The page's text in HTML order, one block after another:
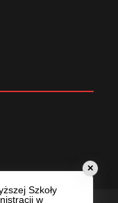
✕
Szkoły
w